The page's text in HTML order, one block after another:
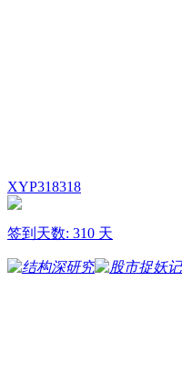
XYP318318
签到天数: 310 天